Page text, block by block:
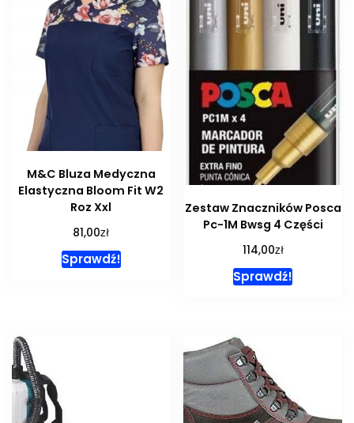
M&C Bluza Medyczna
Elastyczna Bloom Fit W2
Roz Xxl
81,00zł
Sprawdź!
Zestaw Znaczników Posca
Pc-1M Bwsg 4 Części
114,00zł
Sprawdź!